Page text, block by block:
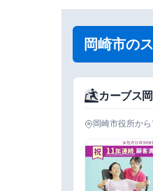
岡崎市の
カーブス
岡崎市役所か